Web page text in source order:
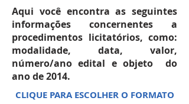
Aqui você encontra as seguintes
informações concernentes a
procedimentos licitatórios, como:
modalidade, data, valor,
número/ano edital e objeto do
ano de 2014.
CLIQUE PARA ESCOLHER O FORMATO